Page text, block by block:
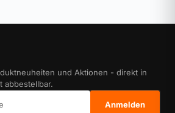
und Aktionen - direkt in
abbestellbar.
Anmelden